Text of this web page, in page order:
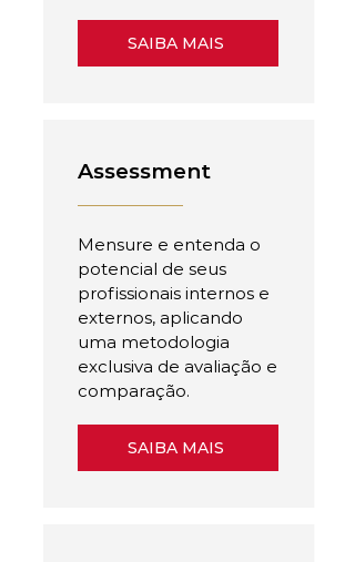
SAIBA MAIS
Assessment
Mensure e entenda o
potencial de seus
profissionais internos e
externos, aplicando
uma metodologia
exclusiva de avaliação e
comparação.
SAIBA MAIS